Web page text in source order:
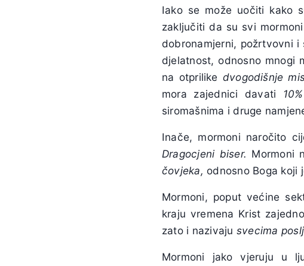
Iako se može uočiti kako
zaključiti da su svi
dobronamjerni, požrtvovni i
djelatnost, odnosno mnogi
na otprilike dvogodišnje
mora zajednici davati
siromašnima i druge
Inače, mormoni naročito
Dragocjeni biser. Mormoni
čovjeka, odnosno Boga koji
Mormoni, poput većine
kraju vremena Krist
zato i nazivaju svecima
Mormoni jako vjeruju u